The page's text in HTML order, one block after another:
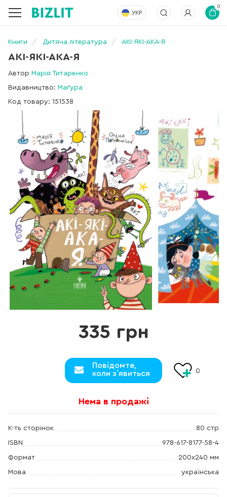
УКР
0
Книги Дитяча література АКІ-ЯКІ-АКА-Я
АКІ-ЯКІ-АКА-Я
Автор Марія Титаренко
Видавництво: Маґура
Код товару: 151538
335 грн
Повідомте,
коли з`явиться
0
Нема в продажі
К-ть сторінок 80 стр
ISBN 978-617-8177-58-4
Формат 200х240 мм
Мова українська